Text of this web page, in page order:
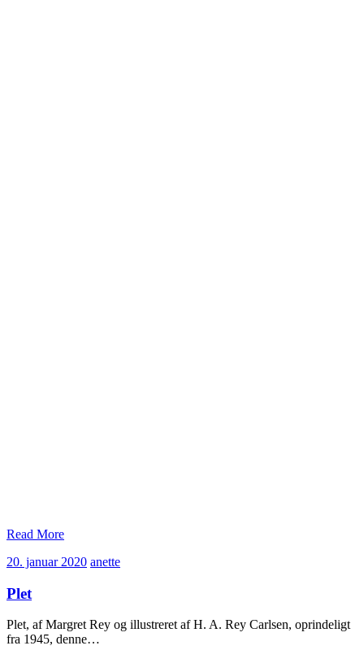
Read More
20. januar 202020.
anetteanette
Plet
Plet, af Margret Rey og illustreret af H. A. Rey Carlsen, oprindeligt
fra 1945, denne…